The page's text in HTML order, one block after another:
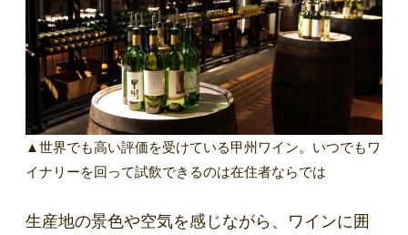
▲世界でも高い評価を受けている甲州ワイン。いつでもワ
イナリーを回って試飲できるのは在住者ならでは
生産地の景色や空気を感じながら、ワインに囲